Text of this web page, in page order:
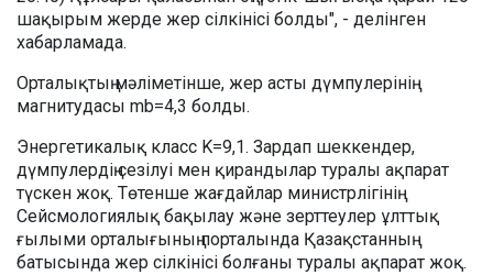
шақырым жерде жер сілкінісі болды", - делінген
хабарламада.
Орталықтың мәліметінше, жер асты дүмпулерінің
магнитудасы mb=4,3 болды.
Энергетикалық класс K=9,1. Зардап шеккендер,
дүмпулердің сезілуі мен қирандылар туралы ақпарат
түскен жоқ. Төтенше жағдайлар министрлігінің
Сейсмологиялық бақылау және зерттеулер ұлттық
ғылыми орталығының порталында Қазақстанның
батысында жер сілкінісі болғаны туралы ақпарат жоқ.